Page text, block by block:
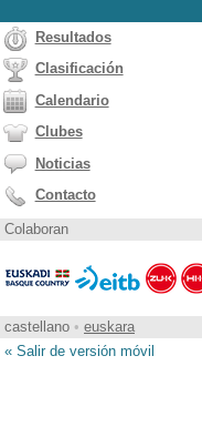
Resultados
Clasificación
Calendario
Clubes
Noticias
Contacto
Colaboran
castellano • euskara
« Salir de versión móvil